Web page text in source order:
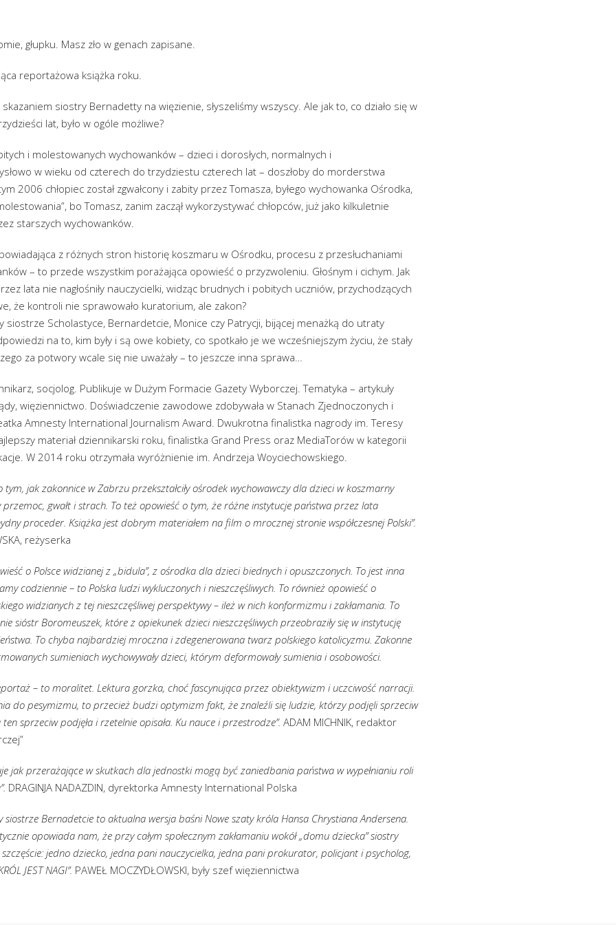
głupku. Masz zło w genach zapisane.
reportażowa książka roku.
siostry Bernadetty na więzienie, słyszeliśmy wszyscy. Ale jak to, co działo się w
lat, było w ogóle możliwe?
i molestowanych wychowanków – dzieci i dorosłych, normalnych i
w wieku od czterech do trzydziestu czterech lat – doszłoby do morderstwa
2006 chłopiec został zgwałcony i zabity przez Tomasza, byłego wychowanka Ośrodka,
bo Tomasz, zanim zaczął wykorzystywać chłopców, już jako kilkuletnie
starszych wychowanków.
z różnych stron historię koszmaru w Ośrodku, procesu z przesłuchaniami
– to przede wszystkim porażająca opowieść o przyzwoleniu. Głośnym i cichym. Jak
lata nie nagłośniły nauczycielki, widząc brudnych i pobitych uczniów, przychodzących
że kontroli nie sprawowało kuratorium, ale zakon?
siostrze Scholastyce, Bernardetcie, Monice czy Patrycji, bijącej menażką do utraty
na to, kim były i są owe kobiety, co spotkało je we wcześniejszym życiu, że stały
za potwory wcale się nie uważały – to jeszcze inna sprawa…
socjolog. Publikuje w Dużym Formacie Gazety Wyborczej. Tematyka – artykuły
więziennictwo. Doświadczenie zawodowe zdobywała w Stanach Zjednoczonych i
Amnesty International Journalism Award. Dwukrotna finalistka nagrody im. Teresy
materiał dziennikarski roku, finalistka Grand Press oraz MediaTorów w kategorii
W 2014 roku otrzymała wyróżnienie im. Andrzeja Woyciechowskiego.
tym, jak zakonnice w Zabrzu przekształciły ośrodek wychowawczy dla dzieci w koszmarny
gwałt i strach. To też opowieść o tym, że różne instytucje państwa przez lata
proceder. Książka jest dobrym materiałem na film o mrocznej stronie współczesnej Polski”.
reżyserka
o Polsce widzianej z „bidula”, z ośrodka dla dzieci biednych i opuszczonych. To jest inna
codziennie – to Polska ludzi wykluczonych i nieszczęśliwych. To również opowieść o
widzianych z tej nieszczęśliwej perspektywy – ileż w nich konformizmu i zakłamania. To
sióstr Boromeuszek, które z opiekunek dzieci nieszczęśliwych przeobraziły się w instytucję
To chyba najbardziej mroczna i zdegenerowana twarz polskiego katolicyzmu. Zakonne
sumieniach wychowywały dzieci, którym deformowały sumienia i osobowości.
– to moralitet. Lektura gorzka, choć fascynująca przez obiektywizm i uczciwość narracji.
do pesymizmu, to przecież budzi optymizm fakt, że znaleźli się ludzie, którzy podjęli sprzeciw
sprzeciw podjęła i rzetelnie opisała. Ku nauce i przestrodze”. ADAM MICHNIK, redaktor
jak przerażające w skutkach dla jednostki mogą być zaniedbania państwa w wypełnianiu roli
DRAGINJA NADAZDIN, dyrektorka Amnesty International Polska
siostrze Bernadetcie to aktualna wersja baśni Nowe szaty króla Hansa Chrystiana Andersena.
opowiada nam, że przy całym społecznym zakłamaniu wokół „domu dziecka” siostry
jedno dziecko, jedna pani nauczycielka, jedna pani prokurator, policjant i psycholog,
JEST NAGI”. PAWEŁ MOCZYDŁOWSKI, były szef więziennictwa